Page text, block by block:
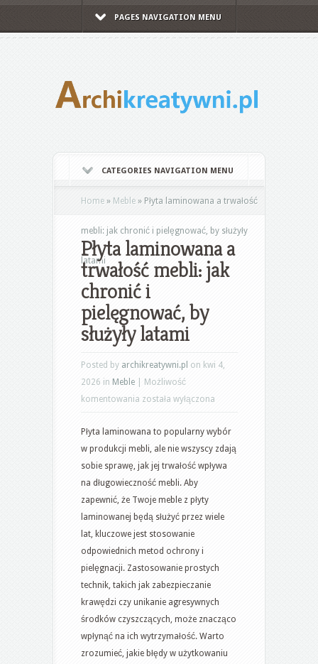
PAGES NAVIGATION MENU
CATEGORIES NAVIGATION MENU
Home » Meble » Płyta laminowana a trwałość
mebli: jak chronić i pielęgnować, by służyły
latami
Płyta laminowana a
trwałość mebli: jak
chronić i
pielęgnować, by
służyły latami
Posted by archikreatywni.pl on kwi 4,
2026 in Meble
Możliwość
komentowania Płyta
a
trwałość
mebli:
jak
chronić
i
pielęgnować,
by
służyły
latami
została wyłączona
Płyta laminowana to popularny wybór
w produkcji mebli, ale nie wszyscy zdają
sobie sprawę, jak jej trwałość wpływa
na długowieczność mebli. Aby
zapewnić, że Twoje meble z płyty
laminowanej będą służyć przez wiele
lat, kluczowe jest stosowanie
odpowiednich metod ochrony i
pielęgnacji. Zastosowanie prostych
technik, takich jak zabezpieczanie
krawędzi czy unikanie agresywnych
środków czyszczących, może znacząco
wpłynąć na ich wytrzymałość. Warto
zrozumieć, jakie błędy w użytkowaniu